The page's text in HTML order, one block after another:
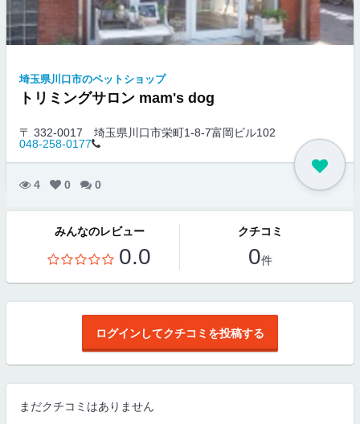
埼玉県川口市のペットショップ
トリミングサロン mam's dog
〒 332-0017
埼玉県川口市栄町1-8-7富岡ビル102
048-258-0177
4 0 0
みんなのレビュー
0.0
クチコミ
0件
ログインしてクチコミを投稿する
まだクチコミはありません